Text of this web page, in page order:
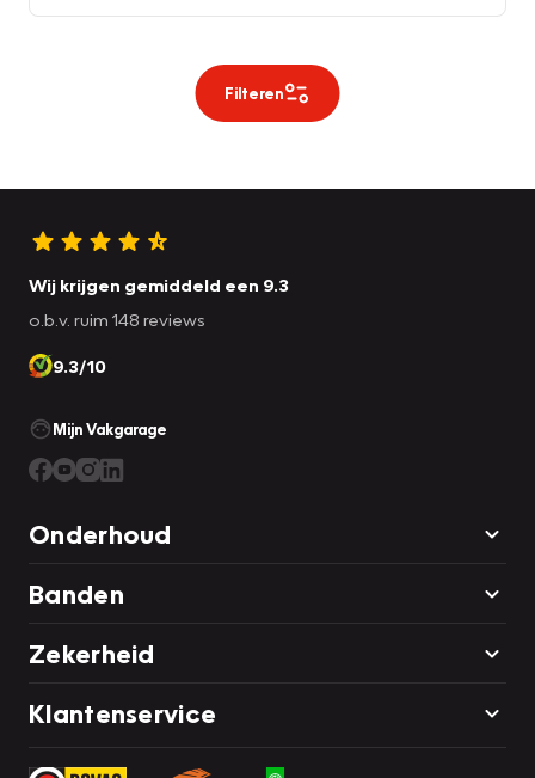
Filteren
Wij krijgen gemiddeld een 9.3
o.b.v. ruim 148 reviews
9.3/10
Mijn Vakgarage
Onderhoud
Banden
Zekerheid
Klantenservice